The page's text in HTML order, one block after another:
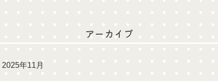
アーカイブ
2025年11月